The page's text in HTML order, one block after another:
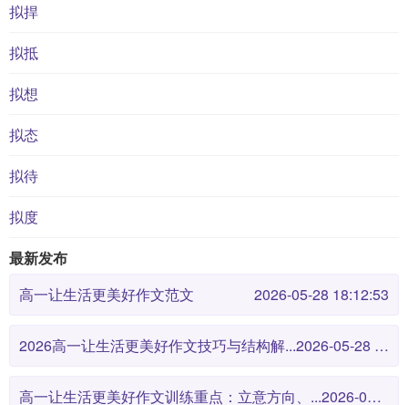
拟捍
拟抵
拟想
拟态
拟待
拟度
最新发布
高一让生活更美好作文范文
2026-05-28 18:12:53
2026高一让生活更美好作文技巧与结构解... 2026-05-28 18:12:46
高一让生活更美好作文训练重点：立意方向、... 2026-05-28 18:12:38